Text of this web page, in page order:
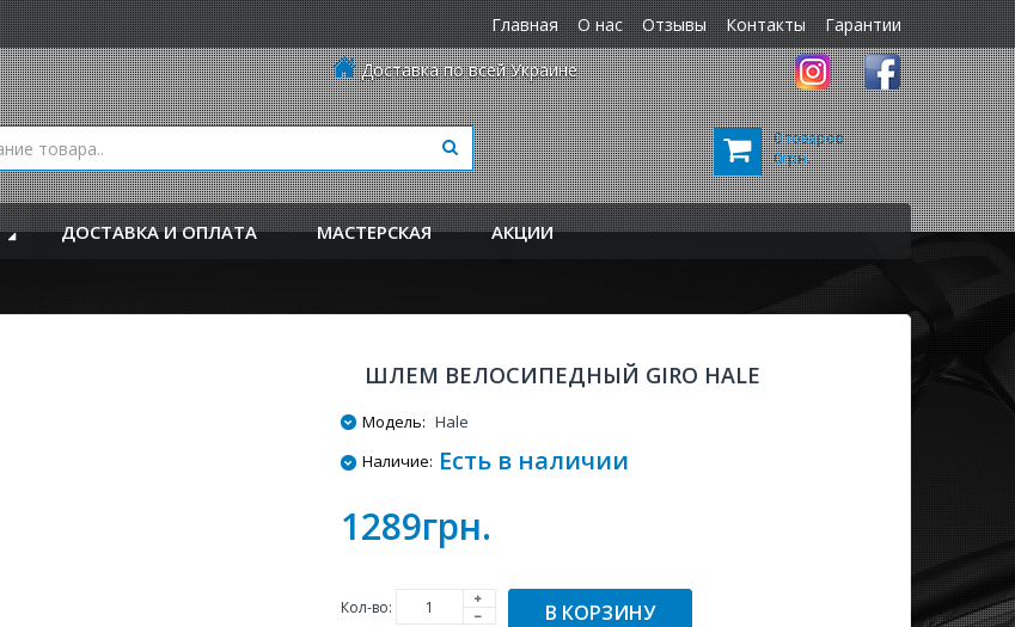
Главная О нас Отзывы Контакты
Гарантии
Доставка по всей Украине
0 товаров
0грн.
ДОСТАВКА И ОПЛАТА МАСТЕРСКАЯ АКЦИИ
ШЛЕМ ВЕЛОСИПЕДНЫЙ GIRO HALE
Модель: Hale
Наличие: Есть в наличии
1289грн.
Кол-во: В КОРЗИНУ